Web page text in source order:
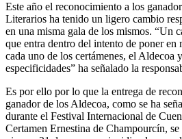
Este año el reconocimiento a los
Literarios ha tenido un ligero cambio
en una misma gala de los mismos. “Un
que entra dentro del intento de poner
cada uno de los certámenes, el Aldecoa
especificidades” ha señalado la
Es por ello por lo que la entrega de
ganador de los Aldecoa, como se ha
durante el Festival Internacional de
Certamen Ernestina de Champourcín, se